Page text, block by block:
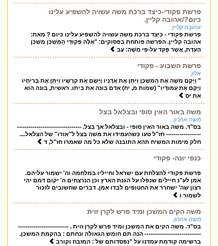
פרשת פקודי-כיצד ברכת משה עשויה להשפיע עלינו
כיום?/אהובה קליין.
אהובה קליין
פרשת פקודי - כיצד ברכת משה עשויה להשפיע עלינו כיום ? מאת:
אהובה קליין. הפרשה פותחת בפסוקים: "אֵלֶּה פְקוּדֵי הַמִּשְׁכָּן מִשְׁכַּן
הָעֵדֻת, אֲשֶׁר פֻּקַּד עַל-פִּי מֹשֶׁה: עֲבֹ
פרשת השבוע - פקודי
אלון
" וַיָּקֶם מֹשֶׁה אֶת הַמִּשְׁכָּן וַיִּתֵּן אֶת אֲדָנָיו וַיָּשֶׂם אֶת קְרָשָׁיו וַיִּתֵּן אֶת בְּרִיחָיו
וַיָּקֶם אֶת עַמּוּדָיו" (שמות מ, יח) אדם בונה את ביתו. ראשית, בונה הוא
את יס
משה באור האין סופי ובצלאל בצל
משה אהרון
בס"ד. משה באור האין סופי - ובצלאל אך בצל. ---------------------------------
------------------ חז"ל טעו כשהעמידו את משה בצל ל"אורו" של הצלאל....
חלק מימות המשיח תהא התובנה שלא כל מה שאמרו חז"ל, ד
כנפי יונה- פקודי
פרשת פקודי להצלחת עם ישראל וחייליו במלחמה וה' ישמור עליהם.
אמן לע"נ חיילים שנפלו על הגנת הארץ וכן הנרצחים ה' יקום דמם יהי
רצון שה' ישחרר את החטופים לבדו אמן. דברים שחשובים לזכור
לשמור ו
משה הקים המשכן ומיד פרש לקרן זוית
משה אהרון
בס"ד. משה הקים את המשכן ומיד פרש לקרן זוית . --------------------------
----------------------------- הנה תם חומש הגאולה ונחתם : בהקמת המשכן.
ברשימה קודמת עמדנו על "נפסדותם של : המזבח וקורב